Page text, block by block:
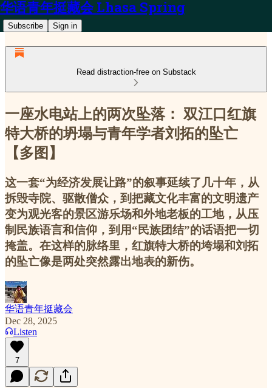
华语青年挺藏会 Lhasa Spring
Subscribe Sign in
Read distraction-free on Substack
一座水电站上的两次坠落： 双江口红旗
特大桥的坍塌与青年学者刘拓的坠亡
【多图】
这一套“为经济发展让路”的叙事延续了几十年，从
拆毁寺院、驱散僧众，到把藏文化丰富的文明遗产
变为观光客的景区游乐场和外地老板的工地，从压
制民族语言和信仰，到用“民族团结”的话语把一切
掩盖。在这样的脉络里，红旗特大桥的垮塌和刘拓
的坠亡像是两处突然露出地表的新伤。
华语青年挺藏会
Dec 28, 2025
Listen
7